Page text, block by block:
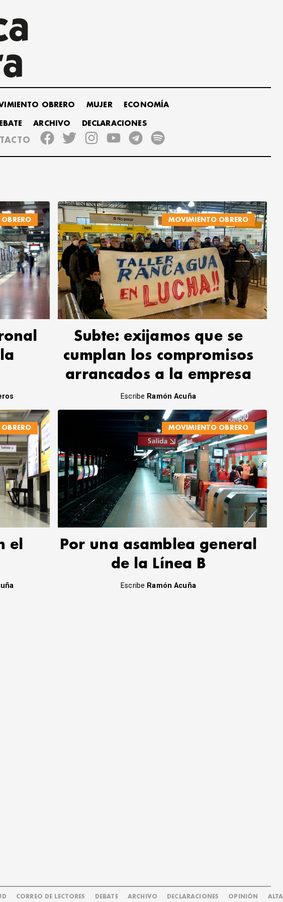
OBRERO MUJER ECONOMÍA
ARCHIVO DECLARACIONES
MOVIMIENTO OBRERO
Subte: exijamos que se
cumplan los compromisos
arrancados a la empresa
Escribe Ramón Acuña
el
MOVIMIENTO OBRERO
Por una asamblea general
de la Línea B
Escribe Ramón Acuña
CORREO DE LECTORES DEBATE ARCHIVO DECLARACIONES OPINIÓN